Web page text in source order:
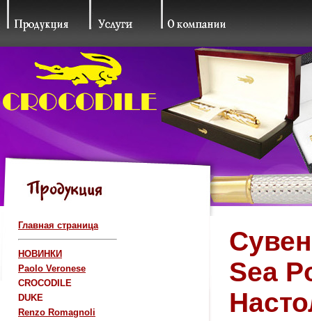
Главная страница
НОВИНКИ
Paolo Veronese
CROCODILE
DUKE
Renzo Romagnoli
Sea